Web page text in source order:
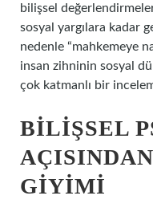
bilişsel
sosyal yargılara kadar
nedenle “mahkemeye
insan zihninin sosyal
çok katmanlı bir
BILIŞSEL
GIYIMI